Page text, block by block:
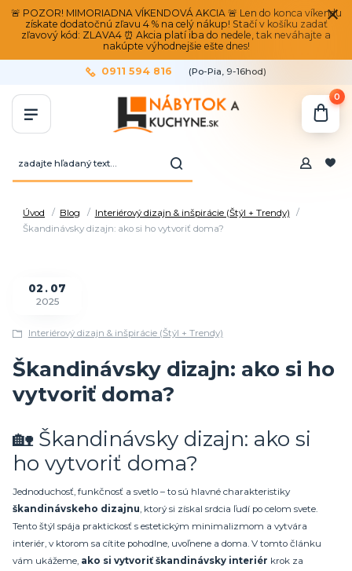
🚨 POZOR! MIMORIADNA VÍKENDOVÁ AKCIA 🚨 Len do konca víkendu
získate dodatočnú zľavu 4 % na celý nákup! Stačí v košíku zadať
zľavový kód: ZLAVA4 ⏰ Akcia platí iba do nedele, tak neváhajte a
nakúpte výhodnejšie ešte dnes!
0911 594 816 (Po-Pia, 9-16hod)
0
Úvod Blog
Interiérový dizajn & inšpirácie (Štýl + Trendy)
Škandinávsky dizajn: ako si ho vytvoriť doma?
02 07
2025
Interiérový dizajn & inšpirácie (Štýl + Trendy)
Škandinávsky dizajn: ako si ho
vytvoriť doma?
🏡 Škandinávsky dizajn: ako si
ho vytvoriť doma?
Jednoduchosť, funkčnosť a svetlo – to sú hlavné charakteristiky
škandinávskeho dizajnu, ktorý si získal srdcia ľudí po celom svete.
Tento štýl spája praktickosť s estetickým minimalizmom a vytvára
interiér, v ktorom sa cítite pohodlne, uvoľnene a doma. V tomto článku
vám ukážeme, ako si vytvoriť škandinávsky interiér krok za